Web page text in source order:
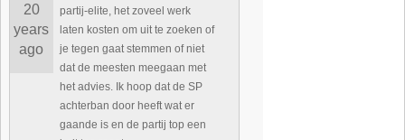
20
years
ago
partij-elite, het zoveel werk
laten kosten om uit te zoeken of
je tegen gaat stemmen of niet
dat de meesten meegaan met
het advies. Ik hoop dat de SP
achterban door heeft wat er
gaande is en de partij top een